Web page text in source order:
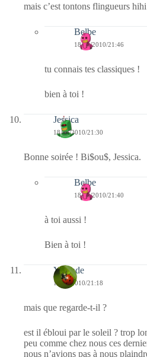
mais c’est tontons flingueurs
Belbe
18/04/2010/21:46
tu connais tes classiques !
bien à toi !
Jessica
18/04/2010/21:30
Bonne soirée ! Bi$ou$, Jessica.
Belbe
18/04/2010/21:40
à toi aussi !
Bien à toi !
Yolande
18/04/2010/21:18
mais que regarde-t-il ?
est il ébloui par le soleil ? trop
peu comme chez nous ces
nous n’avions pas à nous